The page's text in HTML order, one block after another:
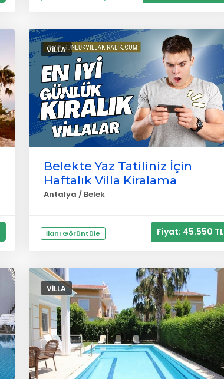
VILLA
Belekte Yaz Tatiliniz İçin
Haftalık Villa Kiralama
Antalya / Belek
İlanı Görüntüle Fiyat: 45.550 TL
VILLA